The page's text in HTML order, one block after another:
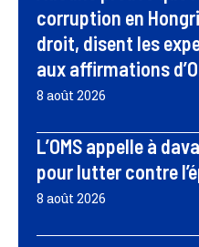
corruption en
droit, disent les
aux affirmations
8 août 2026
L’OMS appelle à
pour lutter contre
8 août 2026